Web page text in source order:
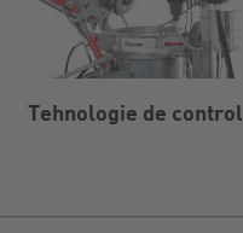
Tehnologie de control